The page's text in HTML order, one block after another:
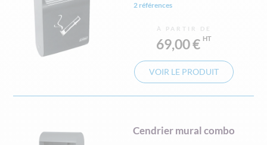
2 références
À PARTIR DE
69,00 €
VOIR LE PRODUIT
Cendrier mural combo